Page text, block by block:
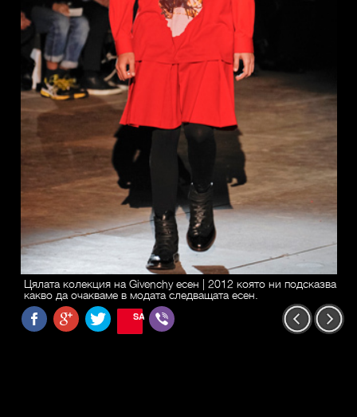
Цялата колекция на Givenchy есен | 2012 която ни подсказва
какво да очакваме в модата следващата есен.
SAVE